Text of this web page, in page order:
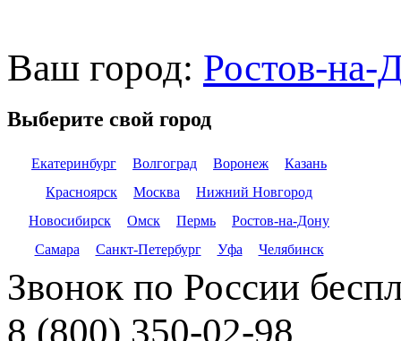
Ваш город: Ростов-на-
Выберите свой город
Екатеринбург Волгоград Воронеж
Казань
Красноярск
Москва
Нижний Новгород
Новосибирск
Омск Пермь
Ростов-на-Дону
Самара
Санкт-Петербург Уфа Челябинск
Звонок по России
8 (800) 350-02-98